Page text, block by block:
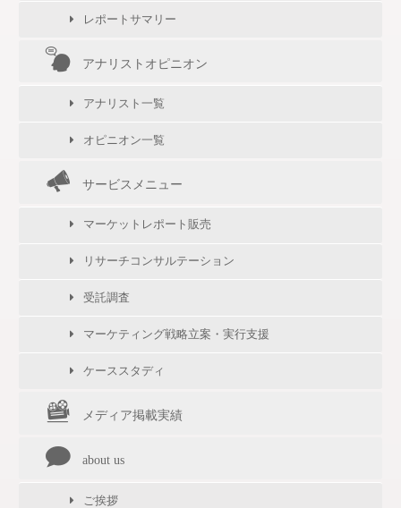
レポートサマリー
アナリストオピニオン
アナリスト一覧
オピニオン一覧
サービスメニュー
マーケットレポート販売
リサーチコンサルテーション
受託調査
マーケティング戦略立案・実行支援
ケーススタディ
メディア掲載実績
about us
ご挨拶